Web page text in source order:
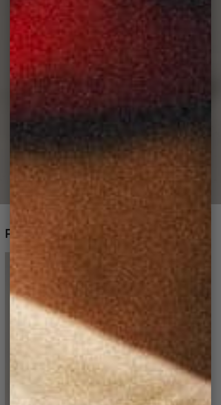
PAIR IT WITH